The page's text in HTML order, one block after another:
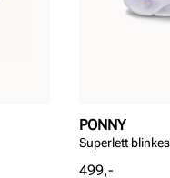
PONNY
Superlett
Pris
499,-